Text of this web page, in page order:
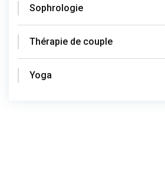
Sophrologie
Thérapie de couple
Yoga